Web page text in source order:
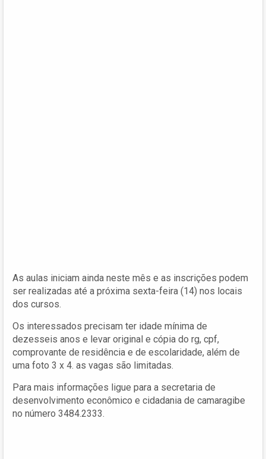
As aulas iniciam ainda neste mês e as inscrições podem
ser realizadas até a próxima sexta-feira (14) nos locais
dos cursos.
Os interessados precisam ter idade mínima de
dezesseis anos e levar original e cópia do rg, cpf,
comprovante de residência e de escolaridade, além de
uma foto 3 x 4. as vagas são limitadas.
Para mais informações ligue para a secretaria de
desenvolvimento econômico e cidadania de camaragibe
no número 3484.2333.